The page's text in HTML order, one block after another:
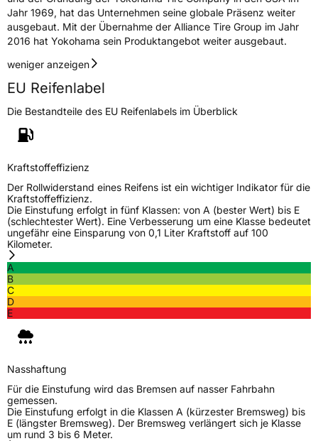
Jahr 1969, hat das Unternehmen seine globale Präsenz weiter
ausgebaut. Mit der Übernahme der Alliance Tire Group im Jahr
2016 hat Yokohama sein Produktangebot weiter ausgebaut.
weniger anzeigen
EU Reifenlabel
Die Bestandteile des EU Reifenlabels im Überblick
Kraftstoffeffizienz
Der Rollwiderstand eines Reifens ist ein wichtiger Indikator für die
Kraftstoffeffizienz.
Die Einstufung erfolgt in fünf Klassen: von A (bester Wert) bis E
(schlechtester Wert). Eine Verbesserung um eine Klasse bedeutet
ungefähr eine Einsparung von 0,1 Liter Kraftstoff auf 100
Kilometer.
A
B
C
D
E
Nasshaftung
Für die Einstufung wird das Bremsen auf nasser Fahrbahn
gemessen.
Die Einstufung erfolgt in die Klassen A (kürzester Bremsweg) bis
E (längster Bremsweg). Der Bremsweg verlängert sich je Klasse
um rund 3 bis 6 Meter.